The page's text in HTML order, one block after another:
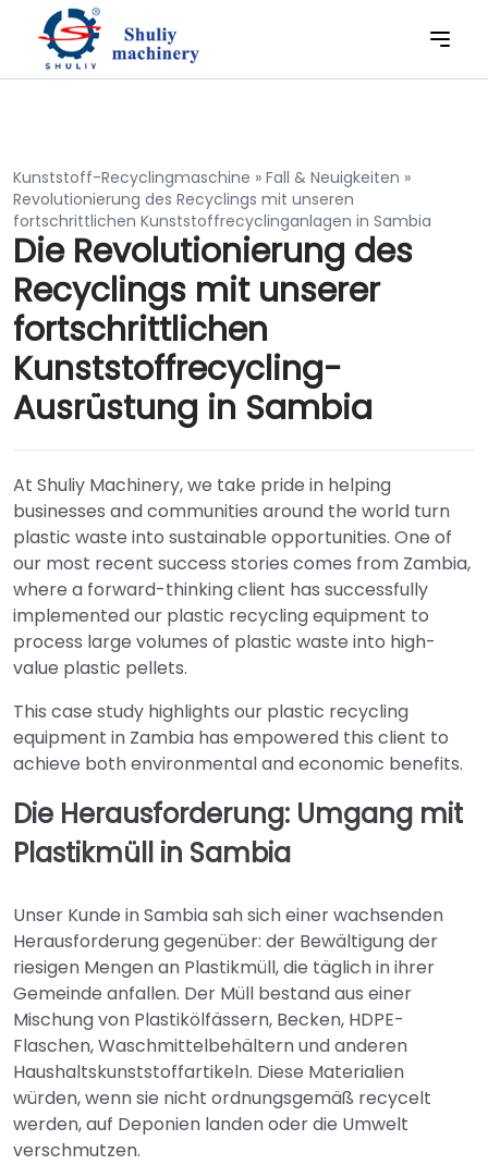
Kunststoff-Recyclingmaschine » Fall & Neuigkeiten »
Revolutionierung des Recyclings mit unseren
fortschrittlichen Kunststoffrecyclinganlagen in Sambia
Die Revolutionierung des
Recyclings mit unserer
fortschrittlichen
Kunststoffrecycling-
Ausrüstung in Sambia
At Shuliy Machinery, we take pride in helping
businesses and communities around the world turn
plastic waste into sustainable opportunities. One of
our most recent success stories comes from Zambia,
where a forward-thinking client has successfully
implemented our plastic recycling equipment to
process large volumes of plastic waste into high-
value plastic pellets.
This case study highlights our plastic recycling
equipment in Zambia has empowered this client to
achieve both environmental and economic benefits.
Die Herausforderung: Umgang mit
Plastikmüll in Sambia
Unser Kunde in Sambia sah sich einer wachsenden
Herausforderung gegenüber: der Bewältigung der
riesigen Mengen an Plastikmüll, die täglich in ihrer
Gemeinde anfallen. Der Müll bestand aus einer
Mischung von Plastikölfässern, Becken, HDPE-
Flaschen, Waschmittelbehältern und anderen
Haushaltskunststoffartikeln. Diese Materialien
würden, wenn sie nicht ordnungsgemäß recycelt
werden, auf Deponien landen oder die Umwelt
verschmutzen.